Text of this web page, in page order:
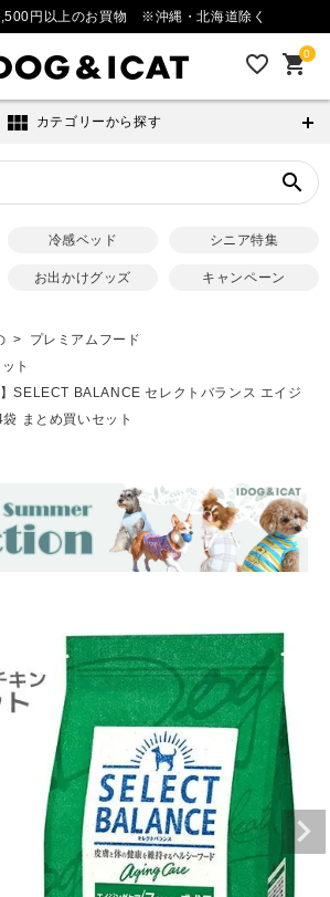
円以上のお買物 ※沖縄・北海道除く
favorite_outline 0
shopping_cart
view_module カテゴリーから探す
search
冷感ベッド シニア特集
お出かけグッズ キャンペーン
プレミアムフード
ト
SELECT BALANCE セレクトバランス エイジ
まとめ買いセット